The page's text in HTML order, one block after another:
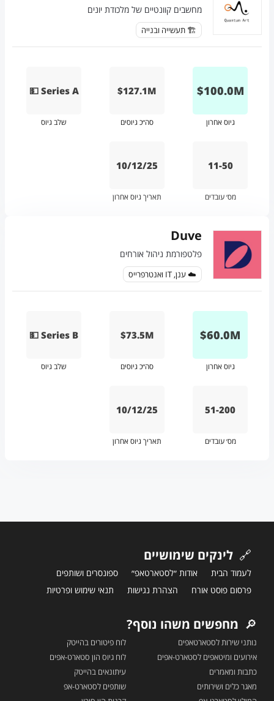
מחשבים קוונטיים של מלכודת יונים
🏗️ תעשייה ובנייה
M
100.0
$
גיוס אחרון
$127.1M
סה״כ גיוסים
💵 Series A
שלב גיוס
11-50
מס׳ עובדים
10/12/25
תאריך גיוס אחרון
Duve
פלטפורמת ניהול אורחים
☁️ ענן, IT ואנטרפרייס
M
60.0
$
גיוס אחרון
$73.5M
סה״כ גיוסים
💵 Series B
שלב גיוס
51-200
מס׳ עובדים
10/12/25
תאריך גיוס אחרון
🔗 לינקים שימושיים
לעמוד הבית אודות ״לסטארטאפ״
ספונסרים ושותפים
פרסום פוסט אורח
הצהרת נגישות תנאי שימוש ופרטיות
🔎 מחפשים משהו נוסף?
נותני שירות לסטארטאפים
אירועים ומיטאפים לסטארט-אפים
כתבות ומאמרים
מאגר כלים ושירותים
לוח פיטורים בהייטק
לוח גיוס הון סטארט-אפים
עיתונאים בהייטק
שותפים לסטארט-אפ